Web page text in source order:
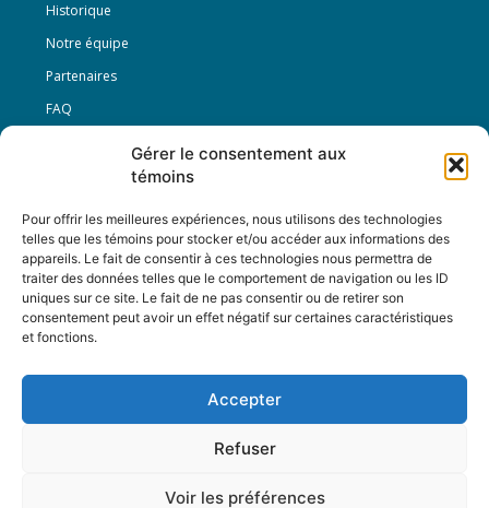
Gérer le consentement aux
témoins
Pour offrir les meilleures expériences, nous utilisons des technologies
telles que les témoins pour stocker et/ou accéder aux informations des
appareils. Le fait de consentir à ces technologies nous permettra de
traiter des données telles que le comportement de navigation ou les ID
uniques sur ce site. Le fait de ne pas consentir ou de retirer son
consentement peut avoir un effet négatif sur certaines caractéristiques
et fonctions.
Accepter
Refuser
Voir les préférences
Historique
Notre équipe
Partenaires
FAQ
Conditions générales
Nous Suivre
Contactez-nous :
12-3894 rue Sainte-Catherine Est,